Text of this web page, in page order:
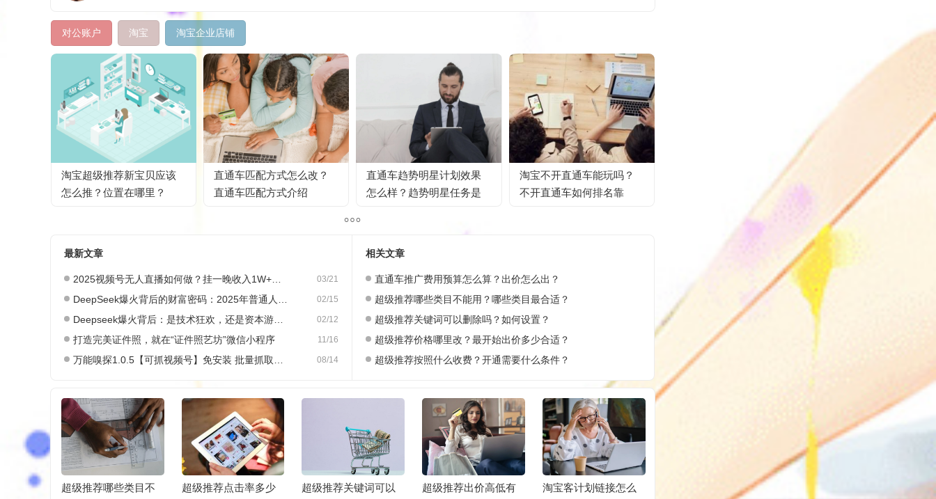
对公账户 淘宝 淘宝企业店铺
淘宝超级推荐新宝贝应该
怎么推？位置在哪里？
直通车匹配方式怎么改？
直通车匹配方式介绍
直通车趋势明星计划效果
怎么样？趋势明星任务是
淘宝不开直通车能玩吗？
不开直通车如何排名靠
最新文章
03/21
2025视频号无人直播如何做？挂一晚收入1W+，这份教程，小白可做~
02/15
DeepSeek爆火背后的财富密码：2025年普通人如何抓住AI创业风口？
02/12
Deepseek爆火背后：是技术狂欢，还是资本游戏？
11/16
打造完美证件照，就在“证件照艺坊”微信小程序
08/14
万能嗅探1.0.5【可抓视频号】免安装 批量抓取媒体文件
相关文章
直通车推广费用预算怎么算？出价怎么出？
超级推荐哪些类目不能用？哪些类目最合适？
超级推荐关键词可以删除吗？如何设置？
超级推荐价格哪里改？最开始出价多少合适？
超级推荐按照什么收费？开通需要什么条件？
么联系
超级推荐哪些类目不
超级推荐点击率多少
超级推荐关键词可以
超级推荐出价高低有
淘宝客计划链接怎么
淘宝客如意投计划的
直通车添加多少关键
直通